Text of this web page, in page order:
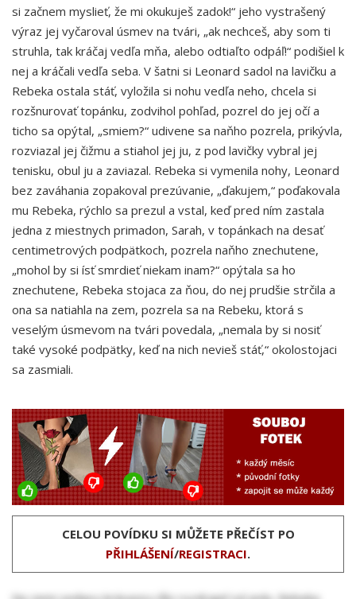
si začnem myslieť, že mi okukuješ zadok!“ jeho vystrašený
výraz jej vyčaroval úsmev na tvári, „ak nechceš, aby som ti
struhla, tak kráčaj vedľa mňa, alebo odtiaľto odpáľ!“ podišiel k
nej a kráčali vedľa seba. V šatni si Leonard sadol na lavičku a
Rebeka ostala stáť, vyložila si nohu vedľa neho, chcela si
rozšnurovať topánku, zodvihol pohľad, pozrel do jej očí a
ticho sa opýtal, „smiem?“ udivene sa naňho pozrela, prikývla,
rozviazal jej čižmu a stiahol jej ju, z pod lavičky vybral jej
tenisku, obul ju a zaviazal. Rebeka si vymenila nohy, Leonard
bez zaváhania zopakoval prezúvanie, „ďakujem,“ poďakovala
mu Rebeka, rýchlo sa prezul a vstal, keď pred ním zastala
jedna z miestnych primadon, Sarah, v topánkach na desať
centimetrových podpätkoch, pozrela naňho znechutene,
„mohol by si ísť smrdieť niekam inam?“ opýtala sa ho
znechutene, Rebeka stojaca za ňou, do nej prudšie strčila a
ona sa natiahla na zem, pozrela sa na Rebeku, ktorá s
veselým úsmevom na tvári povedala, „nemala by si nosiť
také vysoké podpätky, keď na nich nevieš stáť,“ okolostojaci
sa zasmiali.
CELOU POVÍDKU SI MŮŽETE PŘEČÍST PO
PŘIHLÁŠENÍ/REGISTRACI.